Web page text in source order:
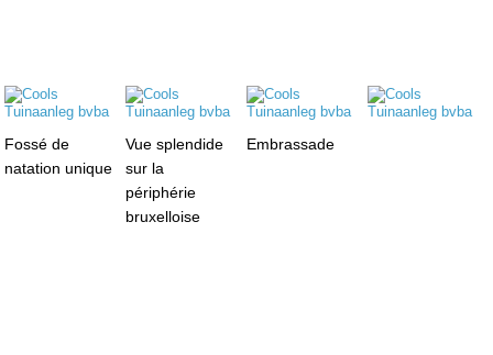
Fossé de
natation unique
Vue splendide
sur la
périphérie
bruxelloise
Embrassade